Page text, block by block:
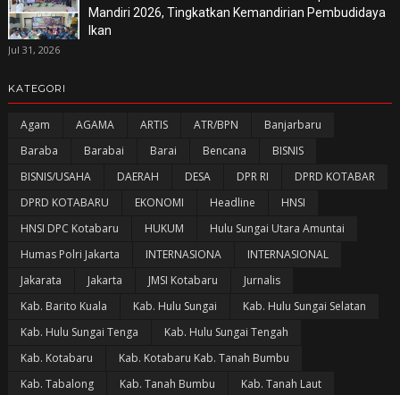
Mandiri 2026, Tingkatkan Kemandirian Pembudidaya
Ikan
Jul 31, 2026
KATEGORI
Agam AGAMA ARTIS ATR/BPN
Banjarbaru
Baraba
Barabai Barai Bencana
BISNIS
BISNIS/USAHA
DAERAH DESA DPR RI
DPRD KOTABAR
DPRD KOTABARU
EKONOMI Headline
HNSI
HNSI DPC Kotabaru
HUKUM
Hulu Sungai Utara Amuntai
Humas Polri Jakarta
INTERNASIONA
INTERNASIONAL
Jakarata
Jakarta JMSI Kotabaru
Jurnalis
Kab. Barito Kuala
Kab. Hulu Sungai
Kab. Hulu Sungai Selatan
Kab. Hulu Sungai Tenga
Kab. Hulu Sungai Tengah
Kab. Kotabaru
Kab. Kotabaru Kab. Tanah Bumbu
Kab. Tabalong
Kab. Tanah Bumbu
Kab. Tanah Laut